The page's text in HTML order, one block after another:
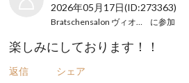
2026年05月17日(ID:273363)
に参加
楽しみにしております！！
返信 シェア